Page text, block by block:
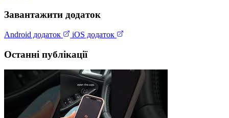
Завантажити додаток
Android додаток iOS додаток
Останні публікації